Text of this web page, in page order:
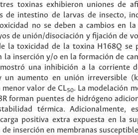
toxinas exhibieron uniones de
de intestino de larvas de insecto,
no se deben a cambios en
de unión/disociación y fijación de
la toxicidad de la toxina H168Q se
la inserción y/o en la formación de
una inhibición a la corriente
un aumento en unión irreversible (k
valor de CL50. La modelación
forman puentes de hidrógeno
térmica. Adicionalmente,
positiva extra expuesta en la
de inserción en membranas